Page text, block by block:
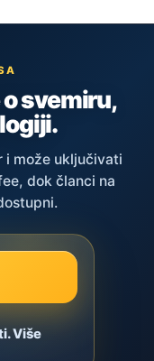
svemiru,
i može uključivati
dok članci na
Više